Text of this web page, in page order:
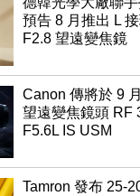
預告 8 月推出 L
F2.8 望遠變焦鏡
Canon 傳將於 9
望遠變焦鏡頭 RF
F5.6L IS USM
Tamron 發布 25-